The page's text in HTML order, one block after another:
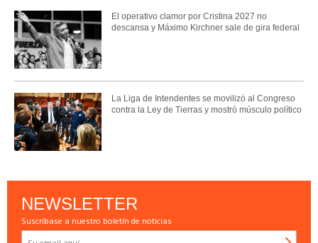
El operativo clamor por Cristina 2027 no
descansa y Máximo Kirchner sale de gira federal
La Liga de Intendentes se movilizó al Congreso
contra la Ley de Tierras y mostró músculo político
NEWSLETTER
Suscríbase a nuestro boletín de noticias